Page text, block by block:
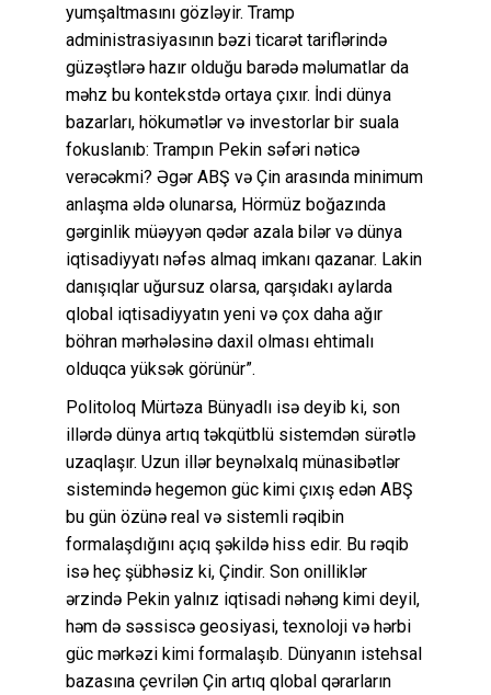
yumşaltmasını gözləyir. Tramp
administrasiyasının bəzi ticarət tariflərində
güzəştlərə hazır olduğu barədə məlumatlar da
məhz bu kontekstdə ortaya çıxır. İndi dünya
bazarları, hökumətlər və investorlar bir suala
fokuslanıb: Trampın Pekin səfəri nəticə
verəcəkmi? Əgər ABŞ və Çin arasında minimum
anlaşma əldə olunarsa, Hörmüz boğazında
gərginlik müəyyən qədər azala bilər və dünya
iqtisadiyyatı nəfəs almaq imkanı qazanar. Lakin
danışıqlar uğursuz olarsa, qarşıdakı aylarda
qlobal iqtisadiyyatın yeni və çox daha ağır
böhran mərhələsinə daxil olması ehtimalı
olduqca yüksək görünür”.
Politoloq Mürtəza Bünyadlı isə deyib ki, son
illərdə dünya artıq təkqütblü sistemdən sürətlə
uzaqlaşır. Uzun illər beynəlxalq münasibətlər
sistemində hegemon güc kimi çıxış edən ABŞ
bu gün özünə real və sistemli rəqibin
formalaşdığını açıq şəkildə hiss edir. Bu rəqib
isə heç şübhəsiz ki, Çindir. Son onilliklər
ərzində Pekin yalnız iqtisadi nəhəng kimi deyil,
həm də səssiscə geosiyasi, texnoloji və hərbi
güc mərkəzi kimi formalaşıb. Dünyanın istehsal
bazasına çevrilən Çin artıq qlobal qərarların